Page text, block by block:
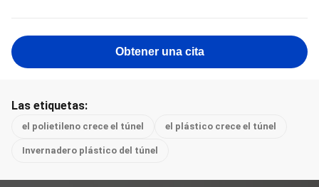
Obtener una cita
Las etiquetas:
el polietileno crece el túnel el plástico crece el túnel
Invernadero plástico del túnel